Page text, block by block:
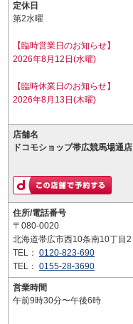
定休日
第2水曜
【臨時営業日のお知らせ】
2026年8月12日(水曜)
【臨時休業日のお知らせ】
2026年8月13日(木曜)
店舗名
ドコモショップ帯広競馬場通店
住所/電話番号
〒080-0020
北海道帯広市西10条南10丁目2
TEL： 0120-823-690
TEL： 0155-28-3690
営業時間
午前9時30分〜午後6時